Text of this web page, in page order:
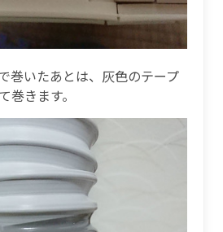
巻いたあとは、灰色のテープ
巻きます。